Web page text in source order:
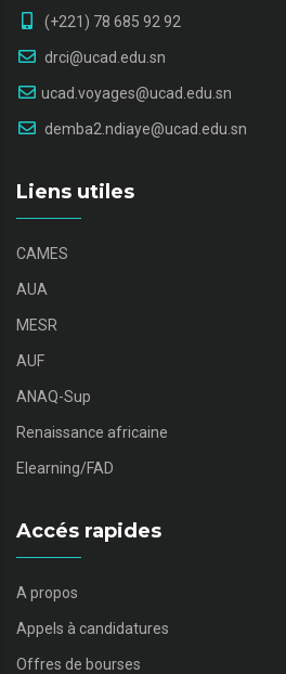
(+221) 78 685 92 92
drci@ucad.edu.sn
ucad.voyages@ucad.edu.sn
demba2.ndiaye@ucad.edu.sn
Liens utiles
CAMES
AUA
MESR
AUF
ANAQ-Sup
Renaissance africaine
Elearning/FAD
Accés rapides
A propos
Appels à candidatures
Offres de bourses